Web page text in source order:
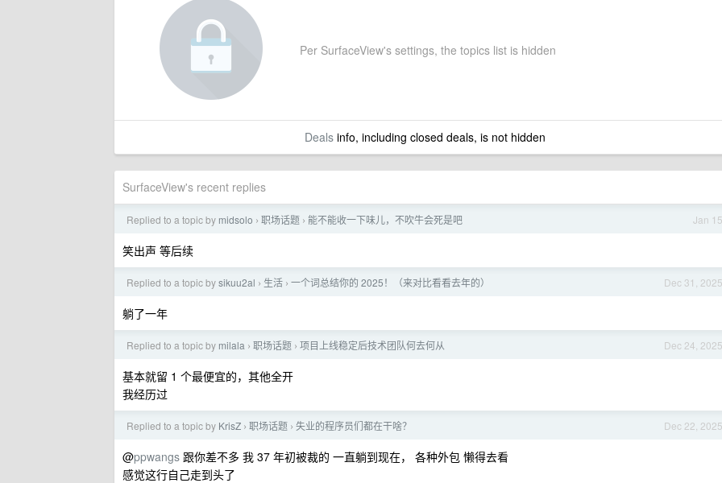
Per SurfaceView's settings, the topics list is hidden
Dealsinfo, including closed deals, is not hidden
SurfaceView's recent replies
Jan 15
Replied to a topic by midsolo › 职场话题 › 能不能收一下味儿，不吹牛会死是吧
笑出声 等后续
Dec 31, 2025
Replied to a topic bysikuu2al › 生活 › 一个词总结你的 2025！（来对比看看去年的）
躺了一年
Dec 24, 2025
Replied to a topic by milala › 职场话题 › 项目上线稳定后技术团队何去何从
基本就留 1 个最便宜的，其他全开
我经历过
Dec 22, 2025
Replied to a topic by KrisZ › 职场话题 › 失业的程序员们都在干啥？
@ppwangs 跟你差不多 我 37 年初被裁的 一直躺到现在， 各种外包 懒得去看
感觉这行自己走到头了